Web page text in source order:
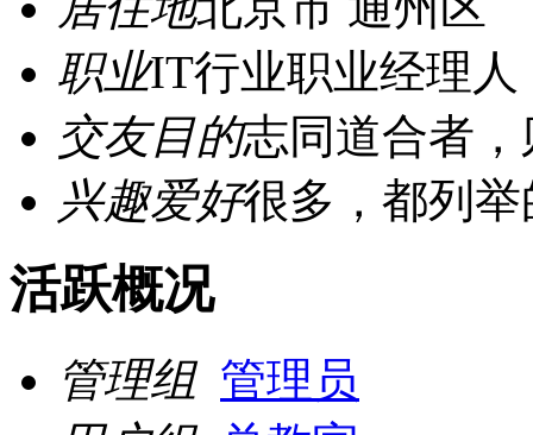
职业IT行业职业经理人
交友目的志同道合者
兴趣爱好很多，都列
活跃概况
管理组 管理员